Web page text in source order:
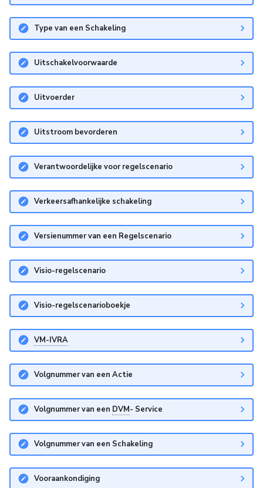
Type van een Schakeling
Uitschakelvoorwaarde
Uitvoerder
Uitstroom bevorderen
Verantwoordelijke voor regelscenario
Verkeersafhankelijke schakeling
Versienummer van een Regelscenario
Visio-regelscenario
Visio-regelscenarioboekje
VM-IVRA
Volgnummer van een Actie
Volgnummer van een DVM- Service
Volgnummer van een Schakeling
Vooraankondiging